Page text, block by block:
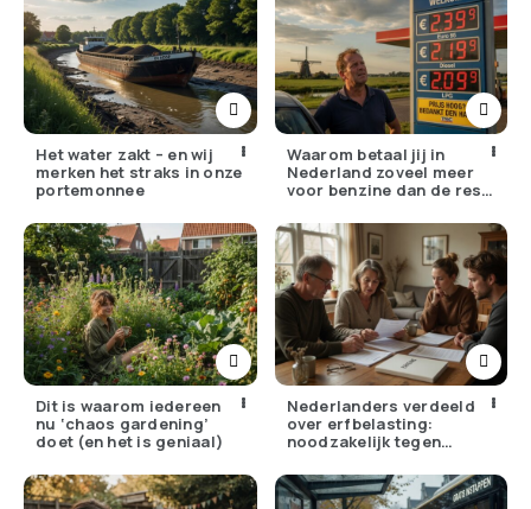
Het water zakt – en wij
merken het straks in onze
portemonnee
Waarom betaal jij in
Nederland zoveel meer
voor benzine dan de rest
Dit is waarom iedereen
nu ‘chaos gardening’
doet (en het is geniaal)
Nederlanders verdeeld
over erfbelasting:
noodzakelijk tegen